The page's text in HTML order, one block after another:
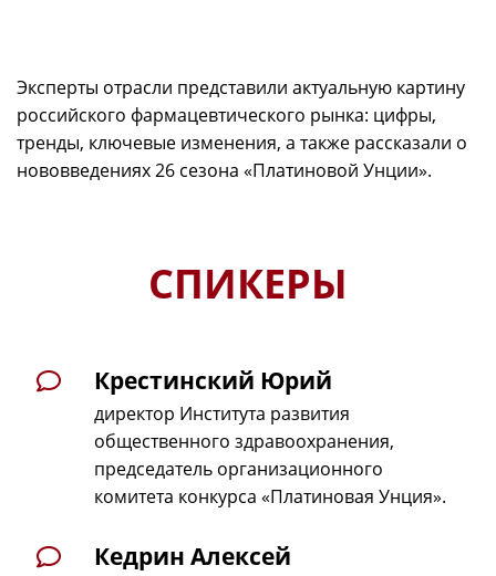
Эксперты отрасли представили актуальную картину
российского фармацевтического рынка: цифры,
тренды, ключевые изменения, а также рассказали о
нововведениях 26 сезона «Платиновой Унции».
СПИКЕРЫ
Крестинский Юрий
директор Института развития
общественного здравоохранения,
председатель организационного
комитета конкурса «Платиновая Унция».
Кедрин Алексей